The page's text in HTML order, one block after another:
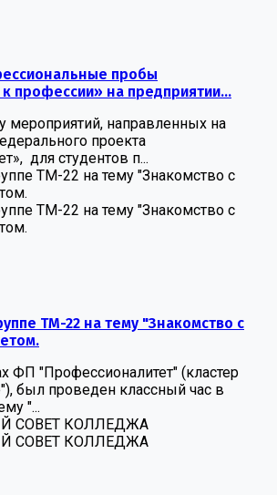
пробы
профессии» на предприятии...
мероприятий, направленных на
проекта
для студентов п...
ТМ-22 на тему "Знакомство с
ТМ-22 на тему "Знакомство с
ТМ-22 на тему "Знакомство с
ФП "Профессионалитет" (кластер
был проведен классный час в
"...
СОВЕТ КОЛЛЕДЖА
СОВЕТ КОЛЛЕДЖА